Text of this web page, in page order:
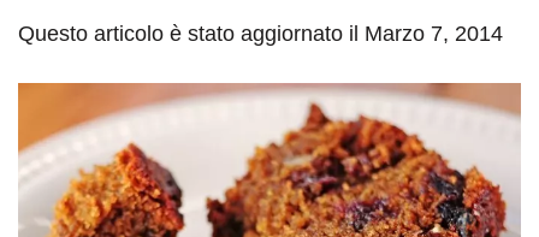
Questo articolo è stato aggiornato il Marzo 7, 2014